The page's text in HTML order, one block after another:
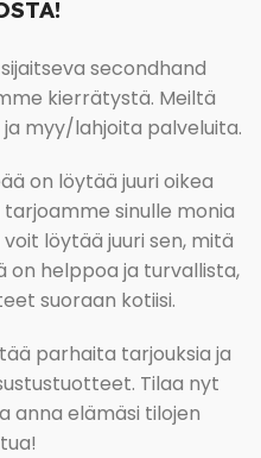
secondhand
kierrätystä. Meiltä
myy/lahjoita palveluita.
on löytää juuri oikea
tarjoamme sinulle monia
löytää juuri sen, mitä
on helppoa ja turvallista,
suoraan kotiisi.
parhaita tarjouksia ja
Tilaa nyt
anna elämäsi tilojen